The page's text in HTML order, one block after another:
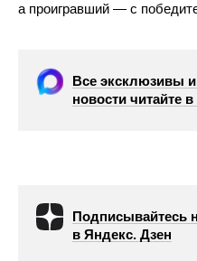
а проигравший — с
Все эксклюзивы
новости читайте
Подписывайтесь
в Яндекс. Дзен